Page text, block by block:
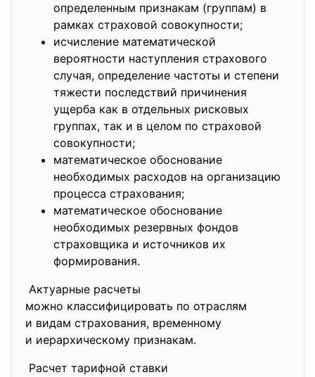
определенным признакам (группам) в
рамках страховой совокупности;
исчисление математической
вероятности наступления страхового
случая, определение частоты и степени
тяжести последствий причинения
ущерба как в отдельных рисковых
группах, так и в целом по страховой
совокупности;
математическое обоснование
необходимых расходов на организацию
процесса страхования;
математическое обоснование
необходимых резервных фондов
страховщика и источников их
формирования.
Актуарные расчеты
можно классифицировать по отраслям
и видам страхования, временному
и иерархическому признакам.
Расчет тарифной ставки